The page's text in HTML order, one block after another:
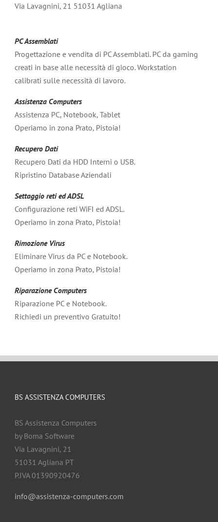
Via Lavagnini, 21 51031 Agliana
PC Assemblati
Progettazione e vendita di PC Assemblati. PC da gaming
creati in base alle necessità di gioco. Workstation
calibrati sulle necessità di lavoro.
Assistenza Computers
Assistenza PC, Notebook, Tablet
Operiamo in zona Prato, Pistoia!
Recupero Dati
Recupero Dati da HDD Interni o USB.
Ripristino Database Aziendali
Settaggio reti ed ADSL
Configurazione reti WiFI ed ADSL.
Operiamo in zona Prato, Pistoia!
Rimozione Virus
Eliminare Virus da PC e Notebook.
Operiamo in zona Prato, Pistoia!
Riparazione Computers
Riparazione PC e Notebook.
Richiedi un preventivo Gratuito!
BS ASSISTENZA COMPUTERS
BS Assistenza Computers
by Boma Software
Via Lavagnini, 21
51031 Agliana PT
P.IVA 01390920476
info@assistenza-computers.com